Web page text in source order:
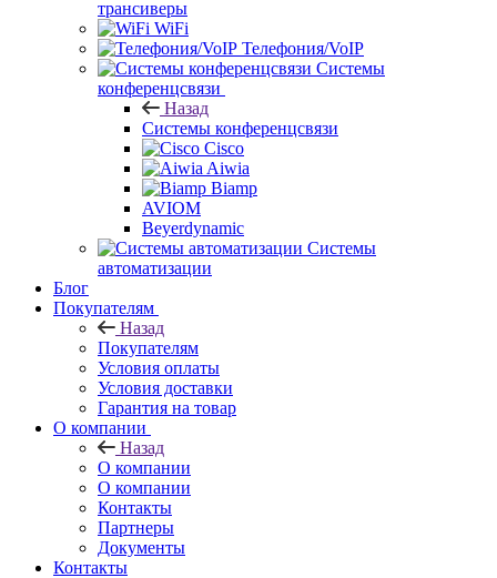
трансиверы
WiFi
Телефония/VoIP
Системы
конференцсвязи
Назад
Системы конференцсвязи
Cisco
Aiwia
Biamp
AVIOM
Beyerdynamic
Системы
автоматизации
Блог
Покупателям
Назад
Покупателям
Условия оплаты
Условия доставки
Гарантия на товар
О компании
Назад
О компании
О компании
Контакты
Партнеры
Документы
Контакты